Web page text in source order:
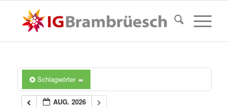
Schlagwörter
AUG. 2026